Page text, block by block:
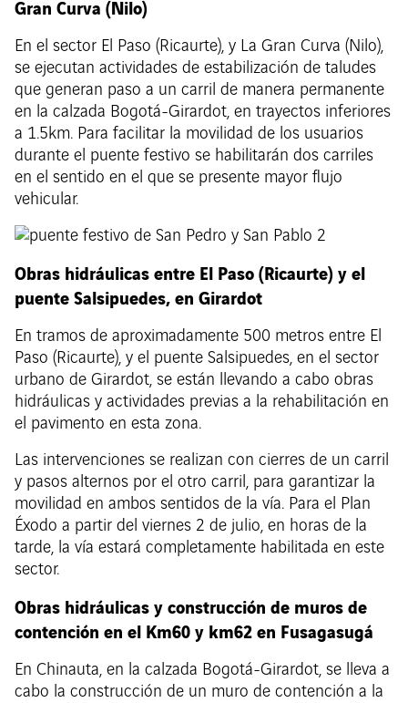
Gran Curva (Nilo)
En el sector El Paso (Ricaurte), y La Gran Curva (Nilo),
se ejecutan actividades de estabilización de taludes
que generan paso a un carril de manera permanente
en la calzada Bogotá-Girardot, en trayectos inferiores
a 1.5km. Para facilitar la movilidad de los usuarios
durante el puente festivo se habilitarán dos carriles
en el sentido en el que se presente mayor flujo
vehicular.
Obras hidráulicas entre El Paso (Ricaurte) y el
puente Salsipuedes, en Girardot
En tramos de aproximadamente 500 metros entre El
Paso (Ricaurte), y el puente Salsipuedes, en el sector
urbano de Girardot, se están llevando a cabo obras
hidráulicas y actividades previas a la rehabilitación en
el pavimento en esta zona.
Las intervenciones se realizan con cierres de un carril
y pasos alternos por el otro carril, para garantizar la
movilidad en ambos sentidos de la vía. Para el Plan
Éxodo a partir del viernes 2 de julio, en horas de la
tarde, la vía estará completamente habilitada en este
sector.
Obras hidráulicas y construcción de muros de
contención en el Km60 y km62 en Fusagasugá
En Chinauta, en la calzada Bogotá-Girardot, se lleva a
cabo la construcción de un muro de contención a la